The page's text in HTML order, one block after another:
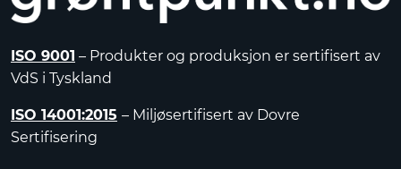
ISO 9001 – Produkter og produksjon er sertifisert av
VdS i Tyskland
ISO 14001:2015 – Miljøsertifisert av Dovre
Sertifisering